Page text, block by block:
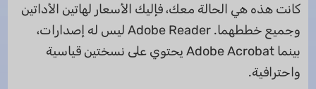
كانت هذه هي الحالة معك، فإليك الأسعار لهاتين الأداتين
وجميع خططهما. Adobe Reader ليس له إصدارات،
بينما Adobe Acrobat يحتوي على نسختين قياسية
واحترافية.